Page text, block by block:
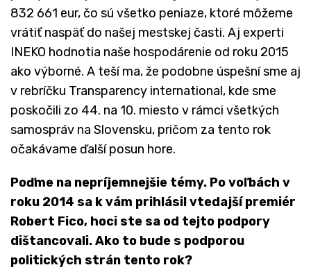
832 661 eur, čo sú všetko peniaze, ktoré môžeme
vrátiť naspäť do našej mestskej časti. Aj experti
INEKO hodnotia naše hospodárenie od roku 2015
ako výborné. A teší ma, že podobne úspešní sme aj
v rebríčku Transparency international, kde sme
poskočili zo 44. na 10. miesto v rámci všetkých
samospráv na Slovensku, pričom za tento rok
očakávame ďalší posun hore.
Poďme na nepríjemnejšie témy. Po voľbách v
roku 2014 sa k vám prihlásil vtedajší premiér
Robert Fico, hoci ste sa od tejto podpory
dištancovali. Ako to bude s podporou
politických strán tento rok?